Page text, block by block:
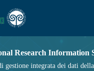
Research Information
gestione integrata dei dati